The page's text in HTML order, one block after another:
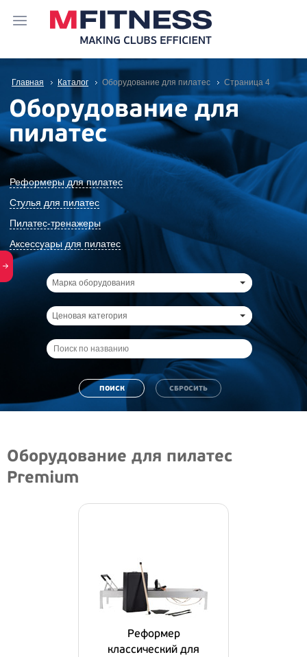
Главная Каталог Оборудование для пилатес Cтраница 4
Оборудование для
пилатес
Реформеры для пилатес
Стулья для пилатес
Пилатес-тренажеры
Аксессуары для пилатес
Марка оборудования
Ценовая категория
Оборудование для пилатес
Premium
Реформер
классический для